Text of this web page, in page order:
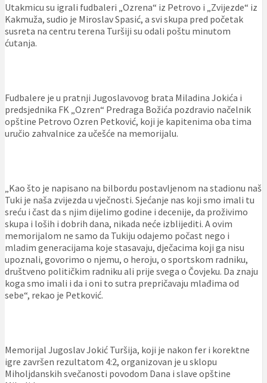
Utakmicu su igrali fudbaleri „Ozrena“ iz Petrovo i „Zvijezde“ iz
Kakmuža, sudio je Miroslav Spasić, a svi skupa pred početak
susreta na centru terena Turšiji su odali poštu minutom
ćutanja.
Fudbalere je u pratnji Jugoslavovog brata Miladina Jokića i
predsjednika FK „Ozren“ Predraga Božića pozdravio načelnik
opštine Petrovo Ozren Petković, koji je kapitenima oba tima
uručio zahvalnice za učešće na memorijalu.
„Kao što je napisano na bilbordu postavljenom na stadionu naš
Tuki je naša zvijezda u vječnosti. Sjećanje nas koji smo imali tu
sreću i čast da s njim dijelimo godine i decenije, da proživimo
skupa i loših i dobrih dana, nikada neće izblijediti. A ovim
memorijalom ne samo da Tukiju odajemo počast nego i
mladim generacijama koje stasavaju, dječacima koji ga nisu
upoznali, govorimo o njemu, o heroju, o sportskom radniku,
društveno političkim radniku ali prije svega o Čovjeku. Da znaju
koga smo imali i da i oni to sutra prepričavaju mlađima od
sebe“, rekao je Petković.
Memorijal Jugoslav Jokić Turšija, koji je nakon fer i korektne
igre završen rezultatom 4:2, organizovan je u sklopu
Miholjdanskih svečanosti povodom Dana i slave opštine